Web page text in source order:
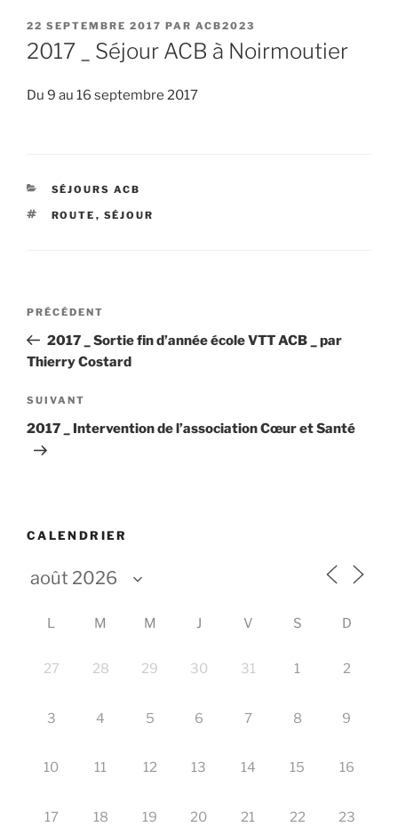
PUBLIÉ
LE
22 SEPTEMBRE 2017 PAR ACB2023
2017 _ Séjour ACB à Noirmoutier
Du 9 au 16 septembre 2017
CATÉGORIES
SÉJOURS ACB
ÉTIQUETTES
ROUTE , SÉJOUR
Navigation
l’article
Article
précédent
PRÉCÉDENT
2017 _ Sortie fin d’année école VTT ACB _ par
Thierry Costard
Article
suivant
SUIVANT
2017 _ Intervention de l’association Cœur et Santé
CALENDRIER
L M M J V S D
27 28 29 30 31 1 2
3 4 5 6 7 8 9
10 11 12 13 14 15 16
17 18 19 20 21 22 23